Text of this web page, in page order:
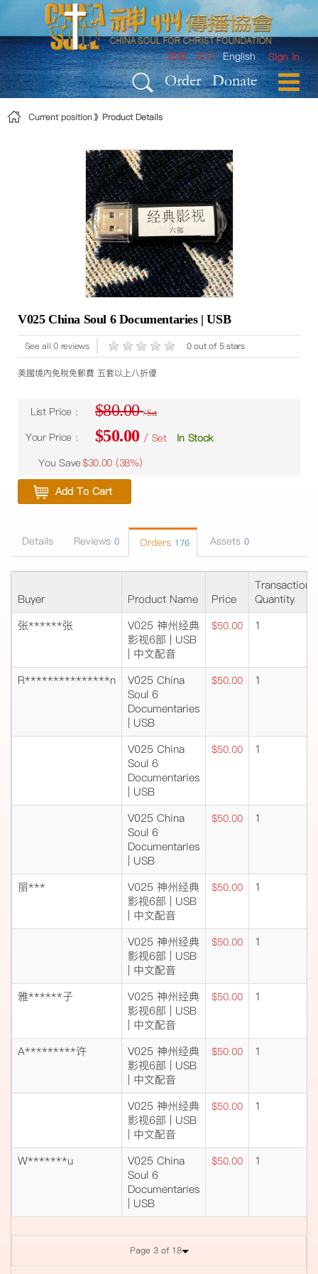
Skip to Content
Sign In
繁體 简体 English
Order Donate
Current position Product Details
V025 China Soul 6 Documentaries | USB
See all 0 reviews 0 out of 5 stars
美國境內免稅免郵費 五套以上八折優
List Price : $80.00/ Set
Your Price : $50.00 / Set
In Stock
You Save $30.00 (38%)
Add To Cart
Details Reviews 0 Orders 176 Assets 0
Buyer Product Name Price
Transaction
Quantity
张******张
V025 神州经典
影视6部 | USB
| 中文配音
$50.00 1
R***************n
V025 China
Soul 6
Documentaries
| USB
$50.00 1
V025 China
Soul 6
Documentaries
| USB
$50.00 1
V025 China
Soul 6
Documentaries
| USB
$50.00 1
丽***
V025 神州经典
影视6部 | USB
| 中文配音
$50.00 1
V025 神州经典
影视6部 | USB
| 中文配音
$50.00 1
雅******子
V025 神州经典
影视6部 | USB
| 中文配音
$50.00 1
A*********许
V025 神州经典
影视6部 | USB
| 中文配音
$50.00 1
V025 神州经典
影视6部 | USB
| 中文配音
$50.00 1
W*******u
V025 China
Soul 6
Documentaries
| USB
$50.00 1
Page 3 of 18